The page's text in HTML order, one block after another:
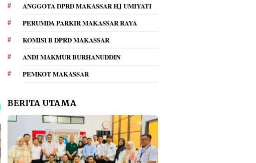
ANGGOTA DPRD MAKASSAR HJ UMIYATI
PERUMDA PARKIR MAKASSAR RAYA
KOMISI B DPRD MAKASSAR
ANDI MAKMUR BURHANUDDIN
PEMKOT MAKASSAR
BERITA UTAMA